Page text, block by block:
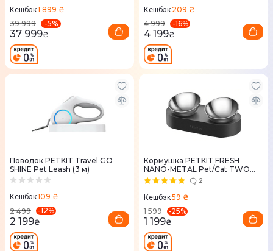
Кешбэк1 899 ₴
39 999
-5%
37 999₴
Кешбэк 209 ₴
4 999
-16%
4 199₴
Поводок PETKIT Travel GO
SHINE Pet Leash (3 м)
Кешбэк109 ₴
2 499
-12%
2 199₴
Кормушка PETKIT FRESH
NANO-METAL Pet/Cat TWO
Bowl Stand
2
Кешбэк59 ₴
1 599
-25%
1 199₴